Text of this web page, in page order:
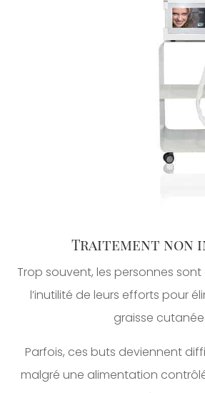
Traitement non
Trop souvent, les personnes
l’inutilité de leurs efforts pour
graisse cutanée.
Parfois, ces buts deviennent
malgré une alimentation